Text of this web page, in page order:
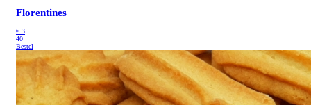
Florentines
€ 3
40
Bestel